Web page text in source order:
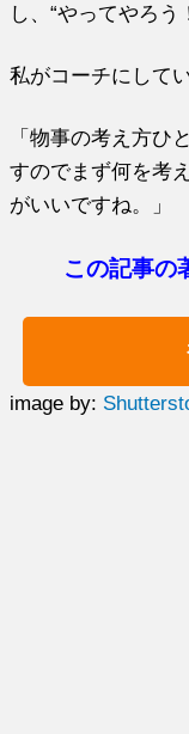
し、“やってやろう
私がコーチにして
「物事の考え方ひ
すのでまず何を考
がいいですね。」
この記事の
image by: